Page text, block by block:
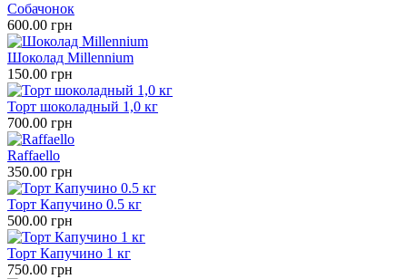
Собачонок
600.00 грн
Шоколад Millennium
150.00 грн
Торт шоколадный 1,0 кг
700.00 грн
Raffaello
350.00 грн
Торт Капучино 0.5 кг
500.00 грн
Торт Капучино 1 кг
750.00 грн